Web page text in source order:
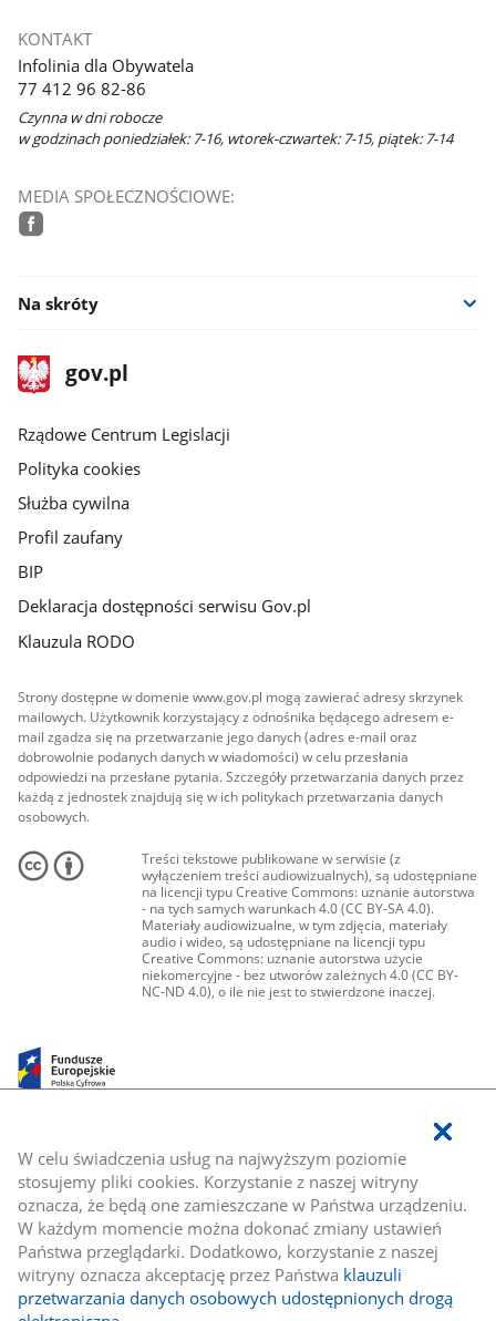
W celu świadczenia usług na najwyższym poziomie
stosujemy pliki cookies. Korzystanie z naszej witryny
oznacza, że będą one zamieszczane w Państwa urządzeniu.
W każdym momencie można dokonać zmiany ustawień
Państwa przeglądarki. Dodatkowo, korzystanie z naszej
witryny oznacza akceptację przez Państwa klauzuli
przetwarzania danych osobowych udostępnionych drogą
KONTAKT
Infolinia dla Obywatela
77 412 96 82-86
Czynna w dni robocze
w godzinach poniedziałek: 7-16, wtorek-czwartek: 7-15, piątek: 7-14
MEDIA SPOŁECZNOŚCIOWE:
Na skróty
stopka
gov.plStrona
gov.pl
Rządowe Centrum Legislacji
Polityka cookies
Służba cywilna
Profil zaufany
BIP
Deklaracja dostępności serwisu Gov.pl
Klauzula RODO
Strony dostępne w domenie www.gov.pl mogą zawierać adresy skrzynek
mailowych. Użytkownik korzystający z odnośnika będącego adresem e-
mail zgadza się na przetwarzanie jego danych (adres e-mail oraz
dobrowolnie podanych danych w wiadomości) w celu przesłania
odpowiedzi na przesłane pytania. Szczegóły przetwarzania danych przez
każdą z jednostek znajdują się w ich politykach przetwarzania danych
osobowych.
Treści tekstowe publikowane w serwisie (z
wyłączeniem treści audiowizualnych), są udostępniane
na licencji typu Creative Commons: uznanie autorstwa
- na tych samych warunkach 4.0 (CC BY-SA 4.0).
Materiały audiowizualne, w tym zdjęcia, materiały
audio i wideo, są udostępniane na licencji typu
Creative Commons: uznanie autorstwa użycie
niekomercyjne - bez utworów zależnych 4.0 (CC BY-
NC-ND 4.0), o ile nie jest to stwierdzone inaczej.